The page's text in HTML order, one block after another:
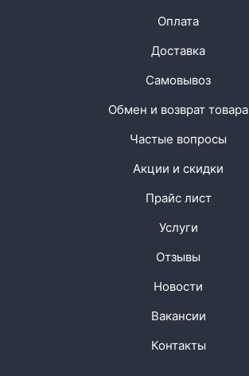
Оплата
Доставка
Самовывоз
Обмен и возврат товара
Частые вопросы
Акции и скидки
Прайс лист
Услуги
Отзывы
Новости
Вакансии
Контакты